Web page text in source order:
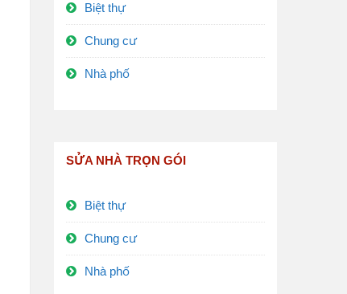
Biệt thự
Chung cư
Nhà phố
SỬA NHÀ TRỌN GÓI
Biệt thự
Chung cư
Nhà phố